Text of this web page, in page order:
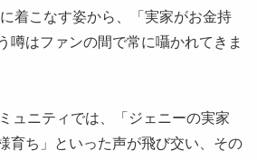
着こなす姿から、「実家がお金持
噂はファンの間で常に囁かれてきま
ュニティでは、「ジェニーの実家
育ち」といった声が飛び交い、その